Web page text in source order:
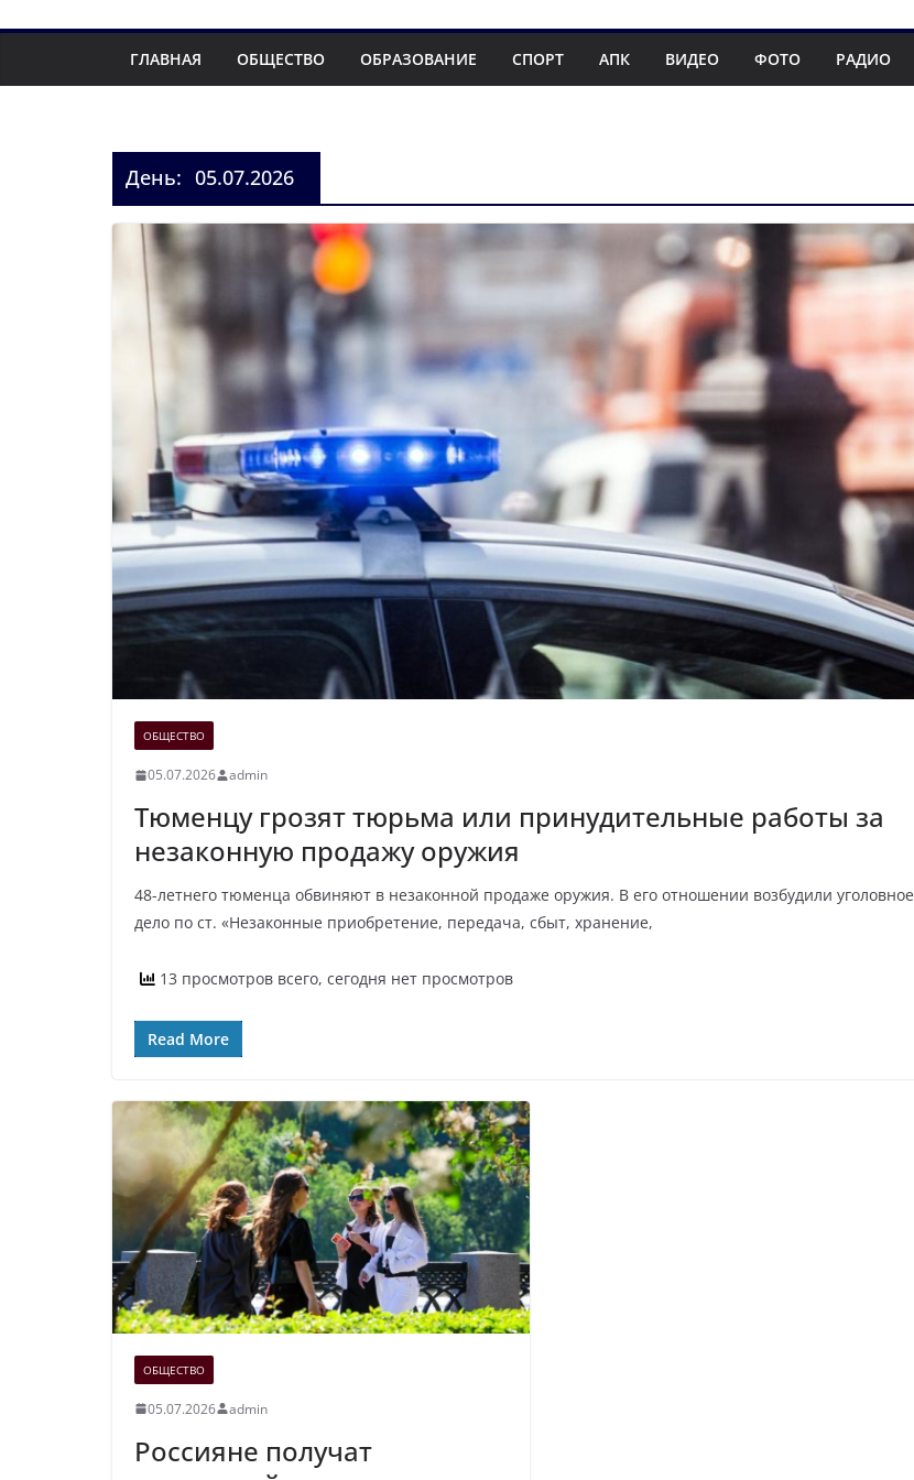
ГЛАВНАЯ ОБЩЕСТВО ОБРАЗОВАНИЕ СПОРТ АПК ВИДЕО ФОТО РАДИО
День: 05.07.2026
ОБЩЕСТВО
05.07.2026 admin
Тюменцу грозят тюрьма или принудительные работы за
незаконную продажу оружия
48-летнего тюменца обвиняют в незаконной продаже оружия. В его отношении возбудили уголовное
дело по ст. «Незаконные приобретение, передача, сбыт, хранение,
13 просмотров всего, сегодня нет просмотров
Read More
ОБЩЕСТВО
05.07.2026 admin
Россияне получат